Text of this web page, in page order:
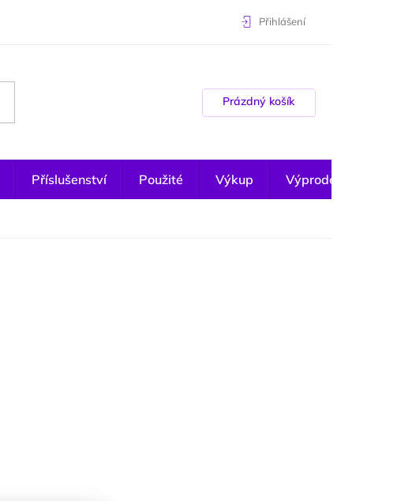
Přihlášení
Nákupní košík
Prázdný košík
Výprodej
Příslušenství Použité Výkup